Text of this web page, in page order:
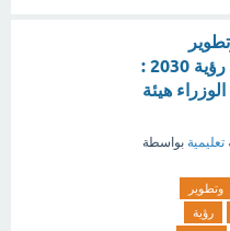
الإقتصاد السعودي وفق رؤية 2030 :
هيئة
تعليمية بواسطة
وتطوير
رؤية